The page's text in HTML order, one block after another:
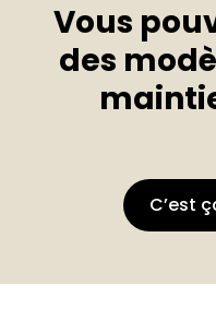
Vous
des
C’est